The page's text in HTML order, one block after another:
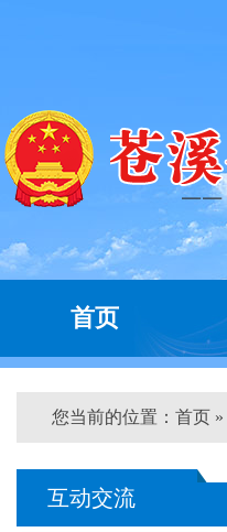
首页
您当前的位置： 首页 »
互动交流